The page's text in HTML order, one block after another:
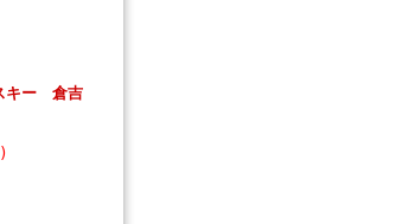
キー 倉吉